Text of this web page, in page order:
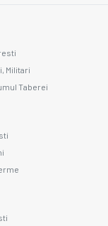
Militari
Taberei